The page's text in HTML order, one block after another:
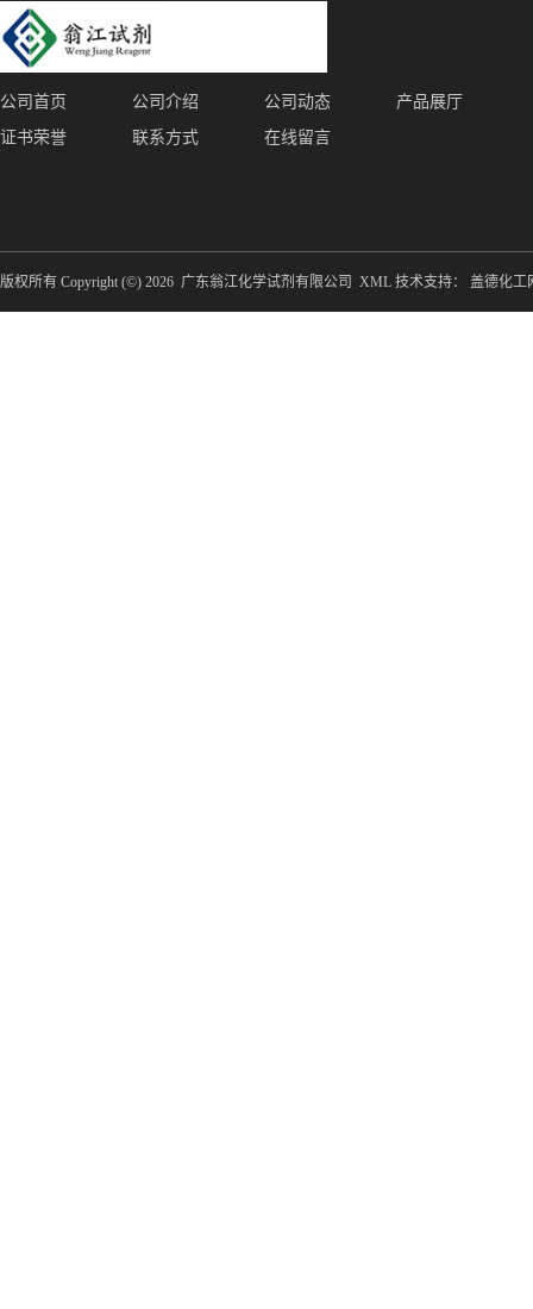
公司首页 公司介绍 公司动态
产品展厅
证书荣誉
联系方式 在线留言
版权所有 Copyright (©) 2026 广东翁江化学试剂有限公司 XML 技术支持： 盖德化工